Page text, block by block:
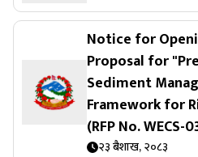
Notice for
Proposal for
Sediment
Framework for
(RFP No. WECS-
२३ बैशाख, २०८३